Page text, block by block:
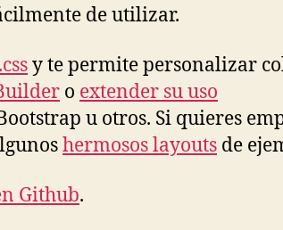
de utilizar.
y te permite personalizar
o extender su uso
u otros. Si quieres
hermosos layouts de
Github.